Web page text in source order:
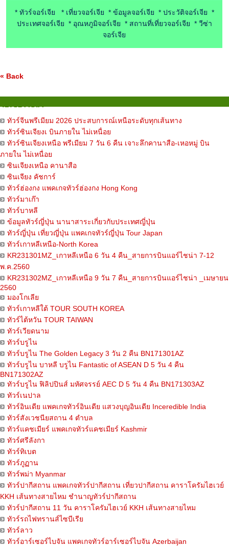
* ทัวร์จอร์เจีย * เที่ยวจอร์เจีย * ข้อมูลจอร์เจีย * ประวัติจอร์เจีย *
ประเทศจอร์เจีย * อุณหภูมิจอร์เจีย * สถานที่เที่ยวจอร์เจีย * วีซ่า
จอร์เจีย
« Back
ทัวร์จีนพรีเมียม 2026 ประสบการณ์เหนือระดับทุกเส้นทาง
ทัวร์ซินเจียงเ บินภายใน ไม่เหนื่อย
ทัวร์ซินเจียงเหนือ พรีเมียม 7 วัน 6 คืน เจาะลึกคานาสือ-เหอหมู่ บิน
ภายใน ไม่เหนื่อย
ซินเจียงเหนือ คานาสือ
ซินเจียง คัชการ์
ทัวร์ฮ่องกง แพคเกจทัวร์ฮ่องกง Hong Kong
ทัวร์มาเก๊า
ทัวร์บาหลี
ข้อมูลทัวร์ญี่ปุ่น นานาสาระเกี่ยวกับประเทศญี่ปุ่น
ทัวร์ญี่ปุ่น เที่ยวญี่ปุ่น แพคเกจทัวร์ญี่ปุ่น Tour Japan
ทัวร์เกาหลีเหนือ-North Korea
KR231301MZ_เกาหลีเหนือ 6 วัน 4 คืน_สายการบินแอร์ไชน่า 7-12
พ.ค.2560
KR231302MZ_เกาหลีเหนือ 9 วัน 7 คืน_สายการบินแอร์ไชน่า _เมษายน
2560
มองโกเลีย
ทัวร์เกาหลีใต้ TOUR SOUTH KOREA
ทัวร์ไต้หวัน TOUR TAIWAN
ทัวร์เวียดนาม
ทัวร์บรูไน
ทัวร์บรูไน The Golden Legacy 3 วัน 2 คืน BN171301AZ
ทัวร์บรูไน บาหลี บรูไน Fantastic of ASEAN D 5 วัน 4 คืน
BN171302AZ
ทัวร์บรูไน ฟิลิปปินส์ มหัศจรรย์ AEC D 5 วัน 4 คืน BN171303AZ
ทัวร์เนปาล
ทัวร์อินเดีย แพคเกจทัวร์อินเดีย แสวงบุญอินเดีย Inceredible India
ทัวร์สังเวชนียสถาน 4 ตำบล
ทัวร์แคชเมียร์ แพคเกจทัวร์แคชเมียร์ Kashmir
ทัวร์ศรีลังกา
ทัวร์ทิเบต
ทัวร์ภูฏาน
ทัวร์พม่า Myanmar
ทัวร์ปากีสถาน แพคเกจทัวร์ปากีสถาน เที่ยวปากีสถาน คาราโครัมไฮเวย์
KKH เส้นทางสายไหม ชำนาญทัวร์ปากีสถาน
ทัวร์ปากีสถาน 11 วัน คาราโครัมไฮเวย์ KKH เส้นทางสายไหม
ทัวร์รถไฟทรานส์ไซบีเรีย
ทัวร์ลาว
ทัวร์อาร์เซอร์ไบจัน แพคเกจทัวร์อาร์เซอร์ไบจัน Azerbaijan